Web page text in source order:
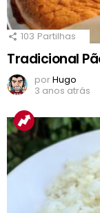
103 Partilhas
Tradicional
porHugo
3 anos atrás